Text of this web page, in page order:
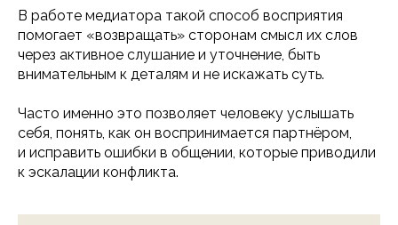
В работе медиатора такой способ восприятия
помогает «возвращать» сторонам смысл их слов
через активное слушание и уточнение, быть
внимательным к деталям и не искажать суть.
Часто именно это позволяет человеку услышать
себя, понять, как он воспринимается партнёром,
и исправить ошибки в общении, которые приводили
к эскалации конфликта.